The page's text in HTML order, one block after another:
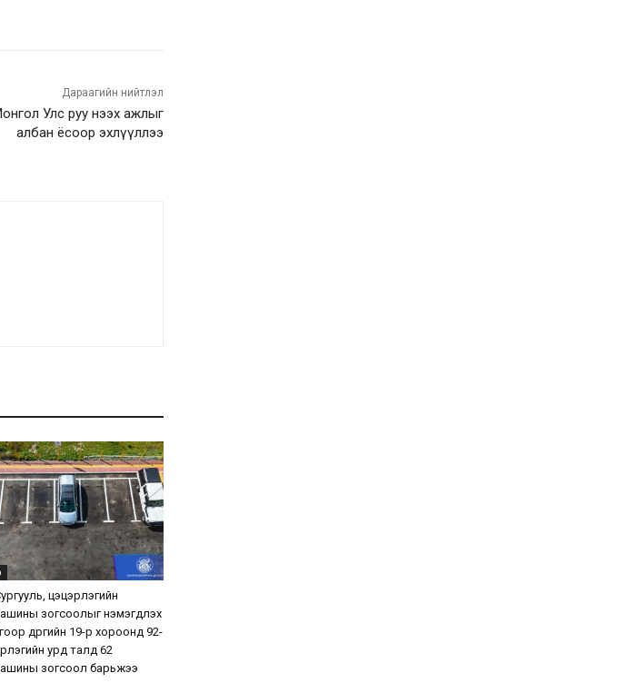
Дараагийн нийтлэл
Улс руу нээх ажлыг
албан ёсоор эхлүүллээ
цэцэрлэгийн
зогсоолыг нэмэгдүүлэх
дүүргийн 19-р хороонд 92-
урд талд 62
зогсоол барьжээ